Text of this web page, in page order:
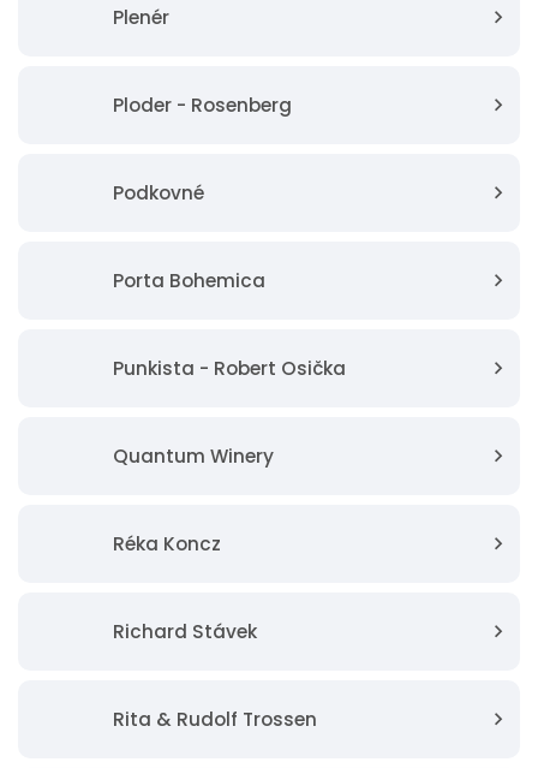
Plenér
Ploder - Rosenberg
Podkovné
Porta Bohemica
Punkista - Robert Osička
Quantum Winery
Réka Koncz
Richard Stávek
Rita & Rudolf Trossen